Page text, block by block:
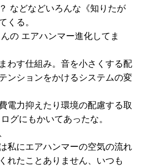
などなどいろんな《知りたが
くる。
の エアハンマー進化してま
わす仕組み。音を小さくする配
ンションをかけるシステムの変
電力抑えたり環境の配慮する取
グにもかいてあったな。
私にエアハンマーの空気の流れ
れたことありません、いつも